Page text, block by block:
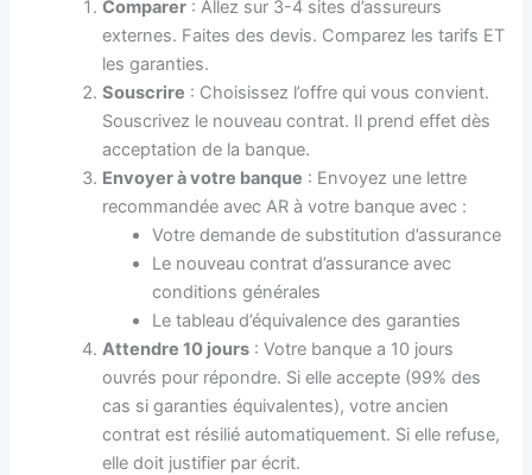
Comparer : Allez sur 3-4 sites d’assureurs
externes. Faites des devis. Comparez les tarifs ET
les garanties.
Souscrire : Choisissez l’offre qui vous convient.
Souscrivez le nouveau contrat. Il prend effet dès
acceptation de la banque.
Envoyer à votre banque : Envoyez une lettre
recommandée avec AR à votre banque avec :
Votre demande de substitution d’assurance
Le nouveau contrat d’assurance avec
conditions générales
Le tableau d’équivalence des garanties
Attendre 10 jours : Votre banque a 10 jours
ouvrés pour répondre. Si elle accepte (99% des
cas si garanties équivalentes), votre ancien
contrat est résilié automatiquement. Si elle refuse,
elle doit justifier par écrit.